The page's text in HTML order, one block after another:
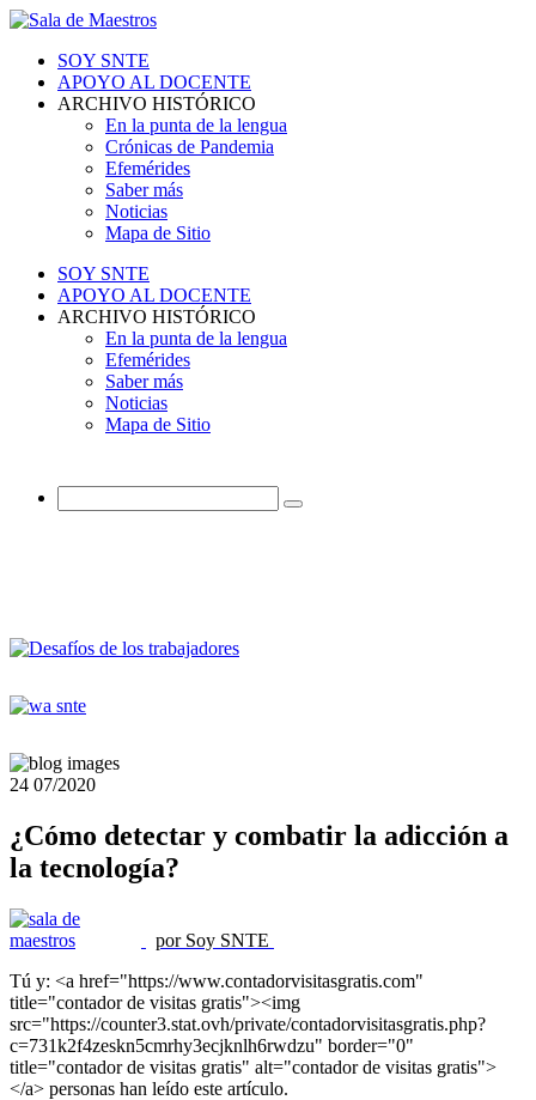
SOY SNTE
APOYO AL DOCENTE
ARCHIVO HISTÓRICO
En la punta de la lengua
Crónicas de Pandemia
Efemérides
Saber más
Noticias
Mapa de Sitio
SOY SNTE
APOYO AL DOCENTE
ARCHIVO HISTÓRICO
En la punta de la lengua
Efemérides
Saber más
Noticias
Mapa de Sitio
24 07/2020
¿Cómo detectar y combatir la adicción a
la tecnología?
por Soy SNTE
Tú y: <a href="https://www.contadorvisitasgratis.com"
title="contador de visitas gratis"><img
src="https://counter3.stat.ovh/private/contadorvisitasgratis.php?
c=731k2f4zeskn5cmrhy3ecjknlh6rwdzu" border="0"
title="contador de visitas gratis" alt="contador de visitas gratis">
</a> personas han leído este artículo.